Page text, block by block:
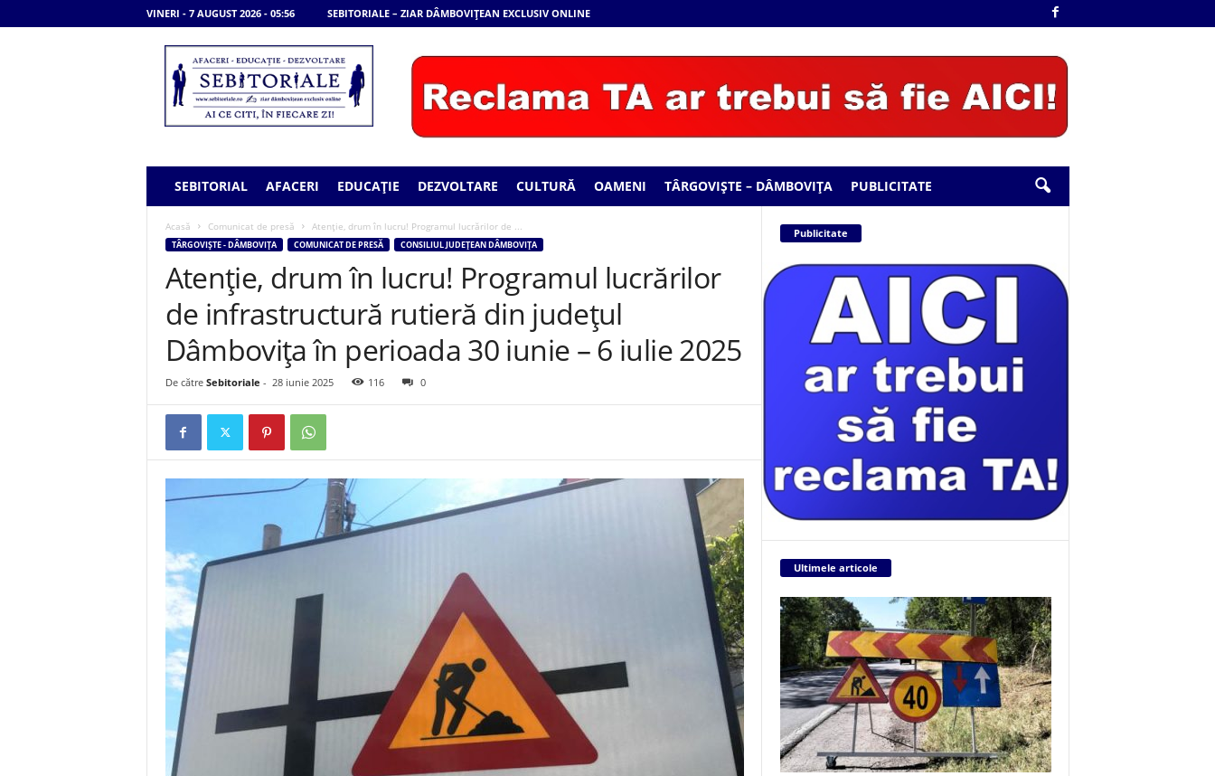
VINERI - 7 AUGUST 2026 - 05:56 SEBITORIALE – ZIAR DÂMBOVIȚEAN EXCLUSIV ONLINE
SEBITORIAL AFACERI EDUCAȚIE DEZVOLTARE CULTURĂ OAMENI TÂRGOVIȘTE – DÂMBOVIȚA PUBLICITATE
Acasă Comunicat de presă Atenție, drum în lucru! Programul lucrărilor de ...
TÂRGOVIȘTE - DÂMBOVIȚA COMUNICAT DE PRESĂ CONSILIUL JUDEȚEAN DÂMBOVIȚA
Atenție, drum în lucru! Programul lucrărilor
de infrastructură rutieră din județul
Dâmbovița în perioada 30 iunie – 6 iulie 2025
De către Sebitoriale - 28 iunie 2025 116 0
Publicitate
Ultimele articole